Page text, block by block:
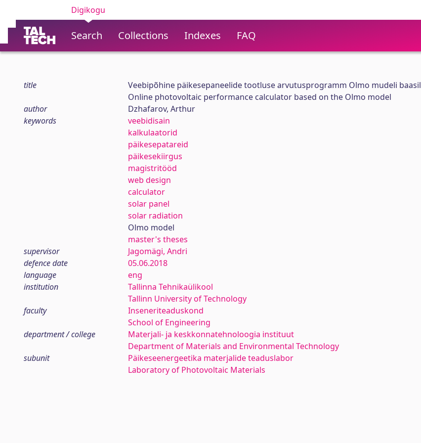
Digikogu
Search Collections Indexes FAQ
title
Veebipõhine päikesepaneelide tootluse arvutusprogramm Olmo mudeli baasil
Online photovoltaic performance calculator based on the Olmo model
author
Dzhafarov, Arthur
keywords
veebidisain
kalkulaatorid
päikesepatareid
päikesekiirgus
magistritööd
web design
calculator
solar panel
solar radiation
Olmo model
master's theses
supervisor
Jagomägi, Andri
defence date
05.06.2018
language
eng
institution
Tallinna Tehnikaülikool
Tallinn University of Technology
faculty
Inseneriteaduskond
School of Engineering
department / college
Materjali- ja keskkonnatehnoloogia instituut
Department of Materials and Environmental Technology
subunit
Päikeseenergeetika materjalide teaduslabor
Laboratory of Photovoltaic Materials